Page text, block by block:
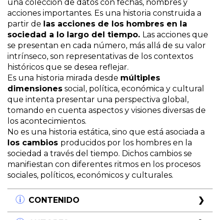
una colección de datos con fechas, nombres y
acciones importantes. Es una historia construida a
partir de las acciones de los hombres en la
sociedad a lo largo del tiempo. Las acciones que
se presentan en cada número, más allá de su valor
intrínseco, son representativas de los contextos
históricos que se desea reflejar.
Es una historia mirada desde múltiples
dimensiones social, política, económica y cultural
que intenta presentar una perspectiva global,
tomando en cuenta aspectos y visiones diversas de
los acontecimientos.
No es una historia estática, sino que está asociada a
los cambios producidos por los hombres en la
sociedad a través del tiempo. Dichos cambios se
manifiestan con diferentes ritmos en los procesos
sociales, políticos, económicos y culturales.
CONTENIDO
Temas Centrales: